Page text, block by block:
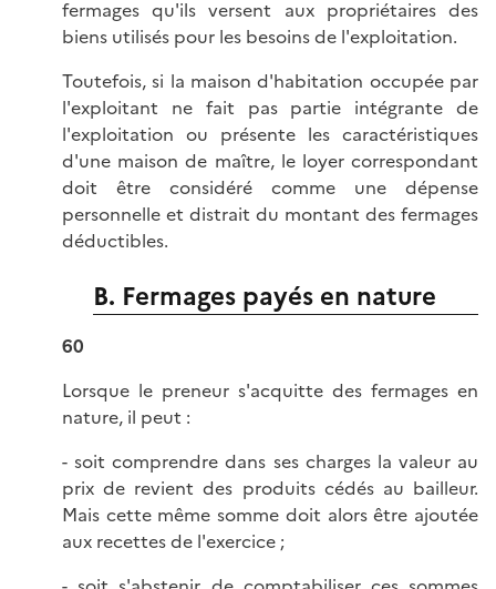
fermages qu'ils versent aux propriétaires des
biens utilisés pour les besoins de l'exploitation.
Toutefois, si la maison d'habitation occupée par
l'exploitant ne fait pas partie intégrante de
l'exploitation ou présente les caractéristiques
d'une maison de maître, le loyer correspondant
doit être considéré comme une dépense
personnelle et distrait du montant des fermages
déductibles.
B. Fermages payés en nature
60
Lorsque le preneur s'acquitte des fermages en
nature, il peut :
- soit comprendre dans ses charges la valeur au
prix de revient des produits cédés au bailleur.
Mais cette même somme doit alors être ajoutée
aux recettes de l'exercice ;